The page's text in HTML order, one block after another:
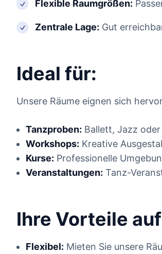
Flexible Raumgrößen:
Zentrale Lage: Gut
Ideal für:
Unsere Räume eignen sich
Tanzproben: Ballett, Jazz
Workshops: Kreative
Kurse: Professionelle
Veranstaltungen: Tanz-
Ihre Vorteile
Flexibel: Mieten Sie unsere